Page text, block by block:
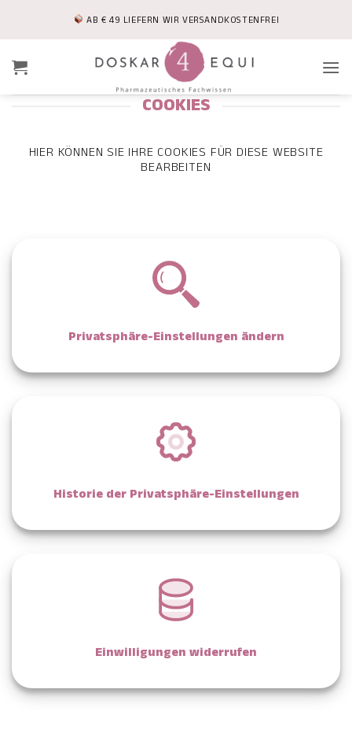
AB € 49 LIEFERN WIR VERSANDKOSTENFREI
COOKIES
HIER KÖNNEN SIE IHRE COOKIES FÜR DIESE WEBSITE
BEARBEITEN
Privatsphäre-Einstellungen ändern
Historie der Privatsphäre-Einstellungen
Einwilligungen widerrufen